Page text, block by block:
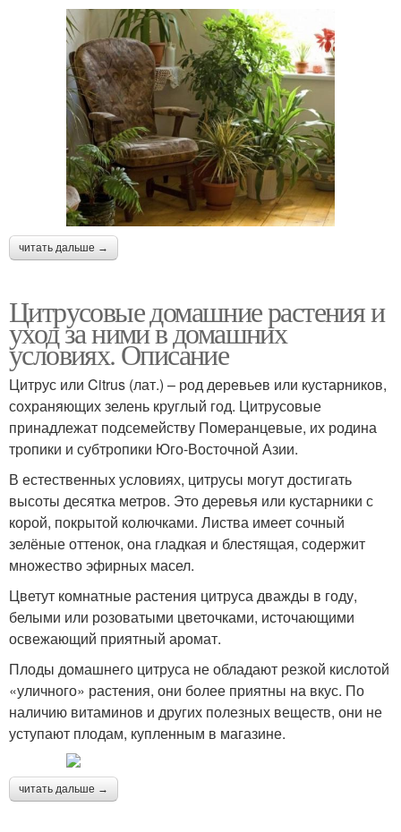
читать дальше →
Цитрусовые домашние растения и
уход за ними в домашних
условиях. Описание
Цитрус или Citrus (лат.) – род деревьев или кустарников,
сохраняющих зелень круглый год. Цитрусовые
принадлежат подсемейству Померанцевые, их родина
тропики и субтропики Юго-Восточной Азии.
В естественных условиях, цитрусы могут достигать
высоты десятка метров. Это деревья или кустарники с
корой, покрытой колючками. Листва имеет сочный
зелёные оттенок, она гладкая и блестящая, содержит
множество эфирных масел.
Цветут комнатные растения цитруса дважды в году,
белыми или розоватыми цветочками, источающими
освежающий приятный аромат.
Плоды домашнего цитруса не обладают резкой кислотой
«уличного» растения, они более приятны на вкус. По
наличию витаминов и других полезных веществ, они не
уступают плодам, купленным в магазине.
читать дальше →